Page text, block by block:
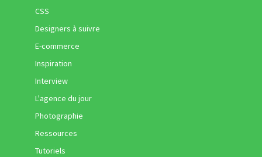
CSS
Designers à suivre
E-commerce
Inspiration
Interview
L'agence du jour
Photographie
Ressources
Tutoriels